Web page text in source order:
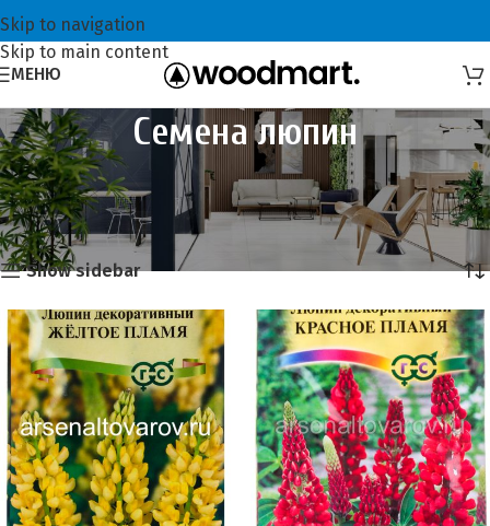
Skip to navigation
Skip to main content
МЕНЮ
Семена люпин
Главная Семена и сидераты
Семена цветов
Семена люпин
Showing all 7 results
Show sidebar